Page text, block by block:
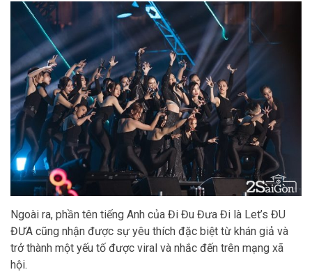
Ngoài ra, phần tên tiếng Anh của Đi Đu Đưa Đi là Let’s ĐU
ĐƯA cũng nhận được sự yêu thích đặc biệt từ khán giả và
trở thành một yếu tố được viral và nhắc đến trên mạng xã
hội.